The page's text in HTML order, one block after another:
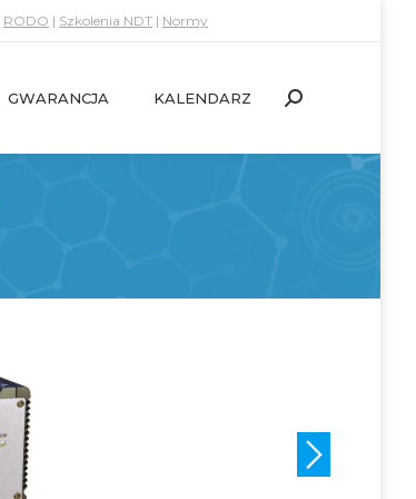
RODO | Szkolenia NDT | Normy
GWARANCJA KALENDARZ Search: